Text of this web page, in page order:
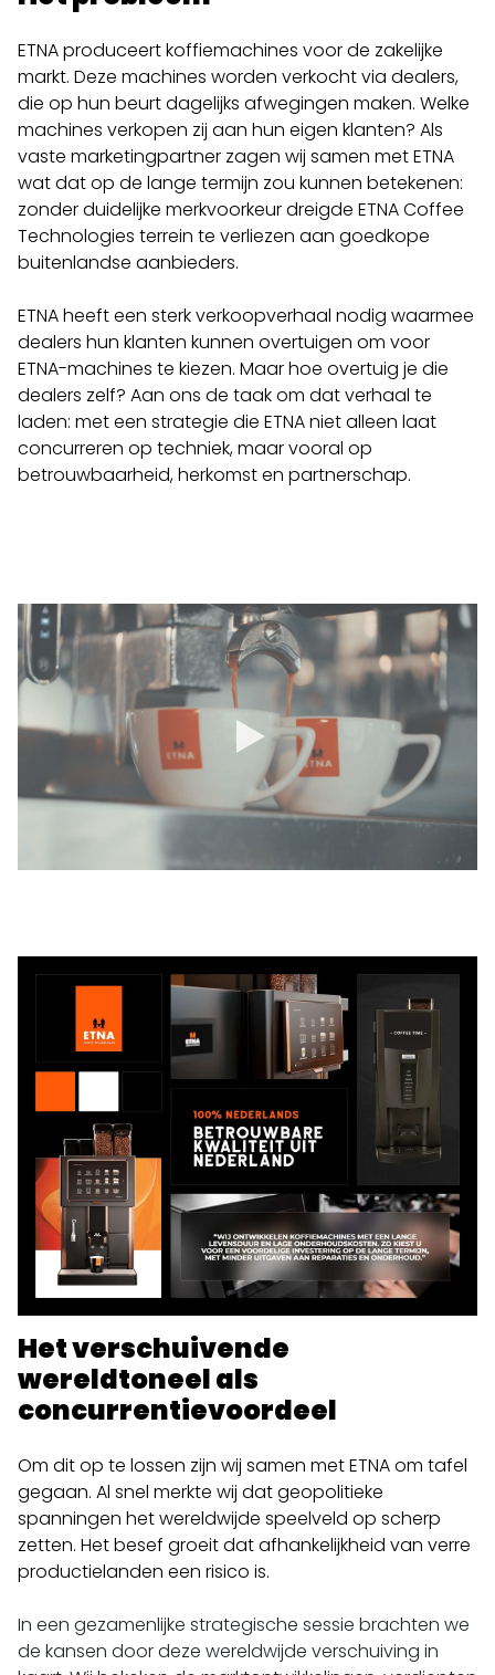
ETNA produceert koffiemachines voor de zakelijke
markt. Deze machines worden verkocht via dealers,
die op hun beurt dagelijks afwegingen maken. Welke
machines verkopen zij aan hun eigen klanten? Als
vaste marketingpartner zagen wij samen met ETNA
wat dat op de lange termijn zou kunnen betekenen:
zonder duidelijke merkvoorkeur dreigde ETNA Coffee
Technologies terrein te verliezen aan goedkope
buitenlandse aanbieders.
ETNA heeft een sterk verkoopverhaal nodig waarmee
dealers hun klanten kunnen overtuigen om voor
ETNA-machines te kiezen. Maar hoe overtuig je die
dealers zelf? Aan ons de taak om dat verhaal te
laden: met een strategie die ETNA niet alleen laat
concurreren op techniek, maar vooral op
betrouwbaarheid, herkomst en partnerschap.
Het verschuivende
wereldtoneel als
concurrentievoordeel
Om dit op te lossen zijn wij samen met ETNA om tafel
gegaan. Al snel merkte wij dat geopolitieke
spanningen het wereldwijde speelveld op scherp
zetten. Het besef groeit dat afhankelijkheid van verre
productielanden een risico is.
In een gezamenlijke strategische sessie brachten we
de kansen door deze wereldwijde verschuiving in